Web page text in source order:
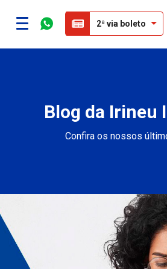
2ª via boleto
Blog da Irineu
Confira os nossos